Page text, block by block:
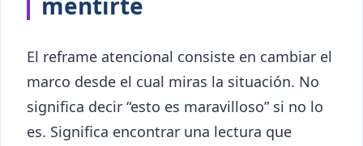
El reframe atencional consiste en cambiar el
marco desde el cual miras la situación. No
significa decir “esto es maravilloso” si no lo
es. Significa encontrar una lectura que